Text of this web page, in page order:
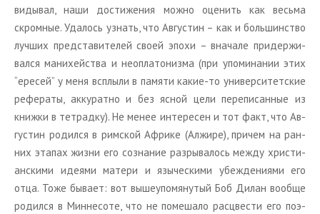
ви­ды­вал, наши до­сти­же­ния можно оце­нить как весь­ма
скром­ные. Уда­лось узнать, что Ав­гу­стин – как и боль­шин­ство
луч­ших пред­ста­ви­те­лей своей эпохи – вна­ча­ле при­дер­жи­
вал­ся ма­ни­хей­ства и нео­пла­то­низ­ма (при упо­ми­на­нии этих
“ере­сей” у меня всплы­ли в па­мя­ти какие-то уни­вер­си­тет­ские
ре­фе­ра­ты, ак­ку­рат­но и без ясной цели пе­ре­пи­сан­ные из
книж­ки в тет­рад­ку). Не менее ин­те­ре­сен и тот факт, что Ав­
гу­стин ро­дил­ся в рим­ской Аф­ри­ке (Ал­жи­ре), при­чем на ран­
них эта­пах жизни его со­зна­ние раз­ры­ва­лось между хри­сти­
ан­ски­ми иде­я­ми ма­те­ри и язы­че­ски­ми убеж­де­ни­я­ми его
отца. Тоже бы­ва­ет: вот вы­ше­упо­мя­ну­тый Боб Дилан во­об­ще
ро­дил­ся в Мин­не­со­те, что не по­ме­ша­ло рас­цве­сти его по­э­